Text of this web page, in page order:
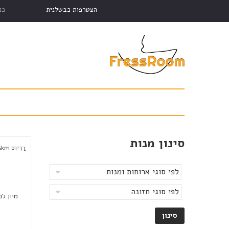
הצטרפות כבשלנית
רַדִיוּס km
מיון
סינון מנות